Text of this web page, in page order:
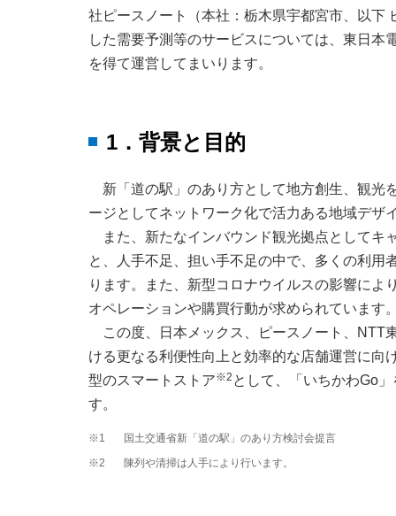
社ピースノート（本社：栃木県宇都宮市、以下
した需要予測等のサービスについては、東日
を得て運営してまいります。
1．背景と目的
新「道の駅」のあり方として地方創生、観光
ージとしてネットワーク化で活力ある地域デザ
また、新たなインバウンド観光拠点として
と、人手不足、担い手不足の中で、多くの利用
ります。また、新型コロナウイルスの影響に
オペレーションや購買行動が求められています
この度、日本メックス、ピースノート、NTT
ける更なる利便性向上と効率的な店舗運営に向
型のスマートストア※2 として、「いちかわGo
す。
※1
国土交通省新「道の駅」のあり方検討会提言
※2
陳列や清掃は人手により行います。